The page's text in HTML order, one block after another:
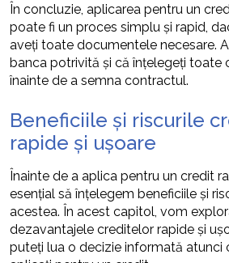
În concluzie, aplicarea pentru un
poate fi un proces simplu și rapid,
aveți toate documentele necesare.
banca potrivită și că înțelegeți toate
înainte de a semna contractul.
Beneficiile și riscurile
rapide și ușoare
Înainte de a aplica pentru un credit
esențial să înțelegem beneficiile și
acestea. În acest capitol, vom
dezavantajele creditelor rapide și
puteți lua o decizie informată atunci